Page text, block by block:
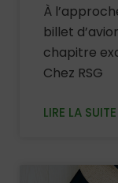
À
billet
chapitre
Chez RSG
LIRE LA SUITE